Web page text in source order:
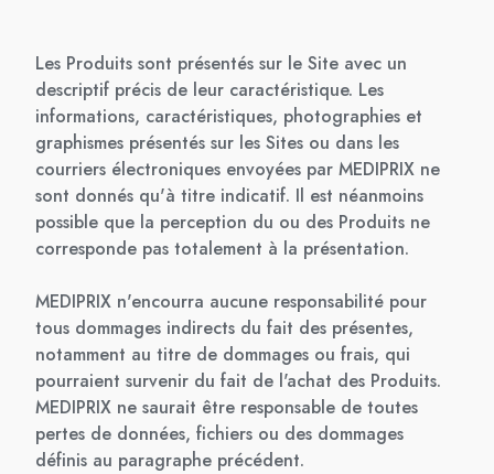
Les Produits sont présentés sur le Site avec un
descriptif précis de leur caractéristique. Les
informations, caractéristiques, photographies et
graphismes présentés sur les Sites ou dans les
courriers électroniques envoyées par MEDIPRIX ne
sont donnés qu'à titre indicatif. Il est néanmoins
possible que la perception du ou des Produits ne
corresponde pas totalement à la présentation.
MEDIPRIX n'encourra aucune responsabilité pour
tous dommages indirects du fait des présentes,
notamment au titre de dommages ou frais, qui
pourraient survenir du fait de l'achat des Produits.
MEDIPRIX ne saurait être responsable de toutes
pertes de données, fichiers ou des dommages
définis au paragraphe précédent.